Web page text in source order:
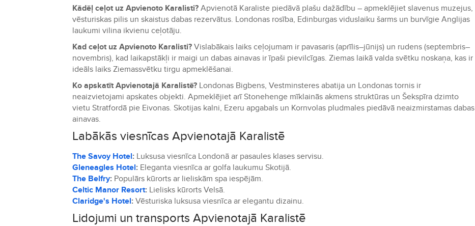
Kādēļ ceļot uz Apvienoto Karalisti? Apvienotā Karaliste piedāvā plašu dažādību – apmeklējiet slavenus muzejus,
vēsturiskas pilis un skaistus dabas rezervātus. Londonas rosība, Edinburgas viduslaiku šarms un burvīgie Anglijas
laukumi vilina ikvienu ceļotāju.
Kad ceļot uz Apvienoto Karalisti? Vislabākais laiks ceļojumam ir pavasaris (aprīlis–jūnijs) un rudens (septembris–
novembris), kad laikapstākļi ir maigi un dabas ainavas ir īpaši pievilcīgas. Ziemas laikā valda svētku noskaņa, kas ir
ideāls laiks Ziemassvētku tirgu apmeklēšanai.
Ko apskatīt Apvienotajā Karalistē? Londonas Bigbens, Vestminsteres abatija un Londonas tornis ir
neaizvietojami apskates objekti. Apmeklējiet arī Stonehenge mīklainās akmens struktūras un Šekspīra dzimto
vietu Stratfordā pie Eivonas. Skotijas kalni, Ezeru apgabals un Kornvolas pludmales piedāvā neaizmirstamas dabas
ainavas.
Labākās viesnīcas Apvienotajā Karalistē
The Savoy Hotel: Luksusa viesnīca Londonā ar pasaules klases servisu.
Gleneagles Hotel: Eleganta viesnīca ar golfa laukumu Skotijā.
The Belfry: Populārs kūrorts ar lieliskām spa iespējām.
Celtic Manor Resort: Lielisks kūrorts Velsā.
Claridge's Hotel: Vēsturiska luksusa viesnīca ar elegantu dizainu.
Lidojumi un transports Apvienotajā Karalistē